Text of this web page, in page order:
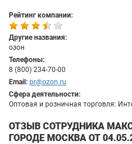
Рейтинг компании:
Другие названия:
озон
Телефоны:
8 (800) 234-70-00
Email: pr@ozon.ru
Сфера деятельности:
Оптовая и розничная торговля:
ОТЗЫВ СОТРУДНИКА
ГОРОДЕ МОСКВА ОТ